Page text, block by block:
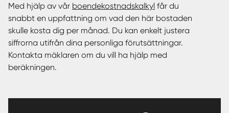
Med hjälp av vår boendekostnadskalkyl får du
snabbt en uppfattning om vad den här bostaden
skulle kosta dig per månad. Du kan enkelt justera
siffrorna utifrån dina personliga förutsättningar.
Kontakta mäklaren om du vill ha hjälp med
beräkningen.